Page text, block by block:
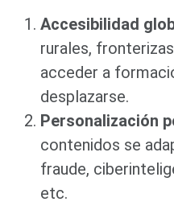
Accesibilidad
rurales,
acceder a
desplazarse.
Personalización
contenidos se
fraude,
etc.